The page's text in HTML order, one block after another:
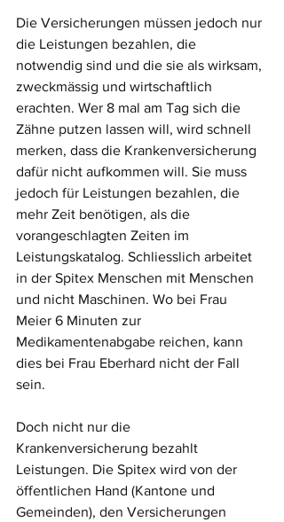
Die Versicherungen müssen jedoch nur
die Leistungen bezahlen, die
notwendig sind und die sie als wirksam,
zweckmässig und wirtschaftlich
erachten. Wer 8 mal am Tag sich die
Zähne putzen lassen will, wird schnell
merken, dass die Krankenversicherung
dafür nicht aufkommen will. Sie muss
jedoch für Leistungen bezahlen, die
mehr Zeit benötigen, als die
vorangeschlagten Zeiten im
Leistungskatalog. Schliesslich arbeitet
in der Spitex Menschen mit Menschen
und nicht Maschinen. Wo bei Frau
Meier 6 Minuten zur
Medikamentenabgabe reichen, kann
dies bei Frau Eberhard nicht der Fall
sein.
Doch nicht nur die
Krankenversicherung bezahlt
Leistungen. Die Spitex wird von der
öffentlichen Hand (Kantone und
Gemeinden), den Versicherungen